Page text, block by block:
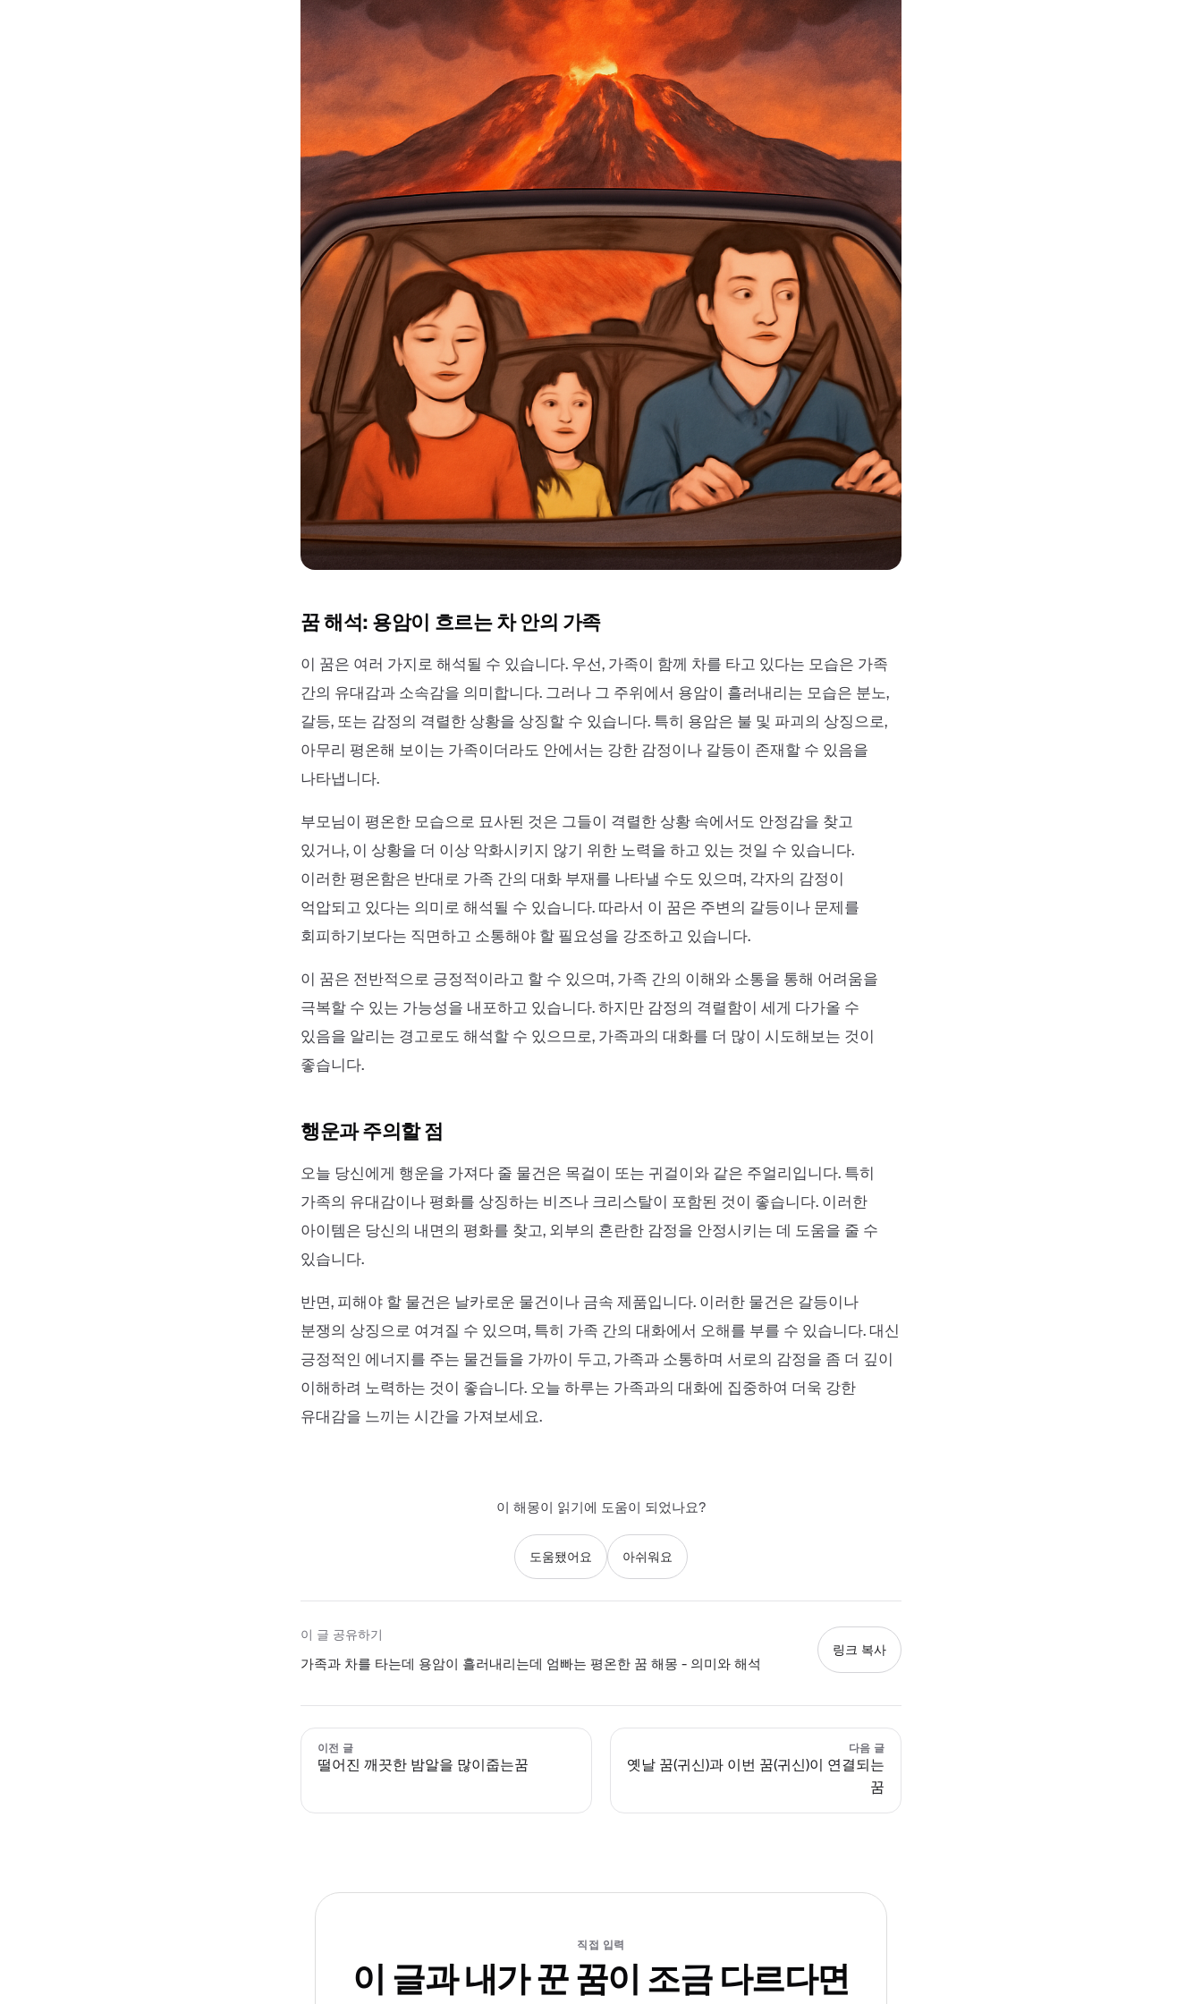
꿈 해석: 용암이 흐르는 차 안의 가족
이 꿈은 여러 가지로 해석될 수 있습니다. 우선, 가족이 함께 차를 타고 있다는 모습은 가족
간의 유대감과 소속감을 의미합니다. 그러나 그 주위에서 용암이 흘러내리는 모습은 분노,
갈등, 또는 감정의 격렬한 상황을 상징할 수 있습니다. 특히 용암은 불 및 파괴의 상징으로,
아무리 평온해 보이는 가족이더라도 안에서는 강한 감정이나 갈등이 존재할 수 있음을
나타냅니다.
부모님이 평온한 모습으로 묘사된 것은 그들이 격렬한 상황 속에서도 안정감을 찾고
있거나, 이 상황을 더 이상 악화시키지 않기 위한 노력을 하고 있는 것일 수 있습니다.
이러한 평온함은 반대로 가족 간의 대화 부재를 나타낼 수도 있으며, 각자의 감정이
억압되고 있다는 의미로 해석될 수 있습니다. 따라서 이 꿈은 주변의 갈등이나 문제를
회피하기보다는 직면하고 소통해야 할 필요성을 강조하고 있습니다.
이 꿈은 전반적으로 긍정적이라고 할 수 있으며, 가족 간의 이해와 소통을 통해 어려움을
극복할 수 있는 가능성을 내포하고 있습니다. 하지만 감정의 격렬함이 세게 다가올 수
있음을 알리는 경고로도 해석할 수 있으므로, 가족과의 대화를 더 많이 시도해보는 것이
좋습니다.
행운과 주의할 점
오늘 당신에게 행운을 가져다 줄 물건은 목걸이 또는 귀걸이와 같은 주얼리입니다. 특히
가족의 유대감이나 평화를 상징하는 비즈나 크리스탈이 포함된 것이 좋습니다. 이러한
아이템은 당신의 내면의 평화를 찾고, 외부의 혼란한 감정을 안정시키는 데 도움을 줄 수
있습니다.
반면, 피해야 할 물건은 날카로운 물건이나 금속 제품입니다. 이러한 물건은 갈등이나
분쟁의 상징으로 여겨질 수 있으며, 특히 가족 간의 대화에서 오해를 부를 수 있습니다. 대신
긍정적인 에너지를 주는 물건들을 가까이 두고, 가족과 소통하며 서로의 감정을 좀 더 깊이
이해하려 노력하는 것이 좋습니다. 오늘 하루는 가족과의 대화에 집중하여 더욱 강한
유대감을 느끼는 시간을 가져보세요.
이 해몽이 읽기에 도움이 되었나요?
도움됐어요 아쉬워요
이 글 공유하기
가족과 차를 타는데 용암이 흘러내리는데 엄빠는 평온한 꿈 해몽 - 의미와 해석
링크 복사
이전 글
떨어진 깨끗한 밤알을 많이줍는꿈
다음 글
옛날 꿈(귀신)과 이번 꿈(귀신)이 연결되는
꿈
직접 입력
이 글과 내가 꾼 꿈이 조금 다르다면